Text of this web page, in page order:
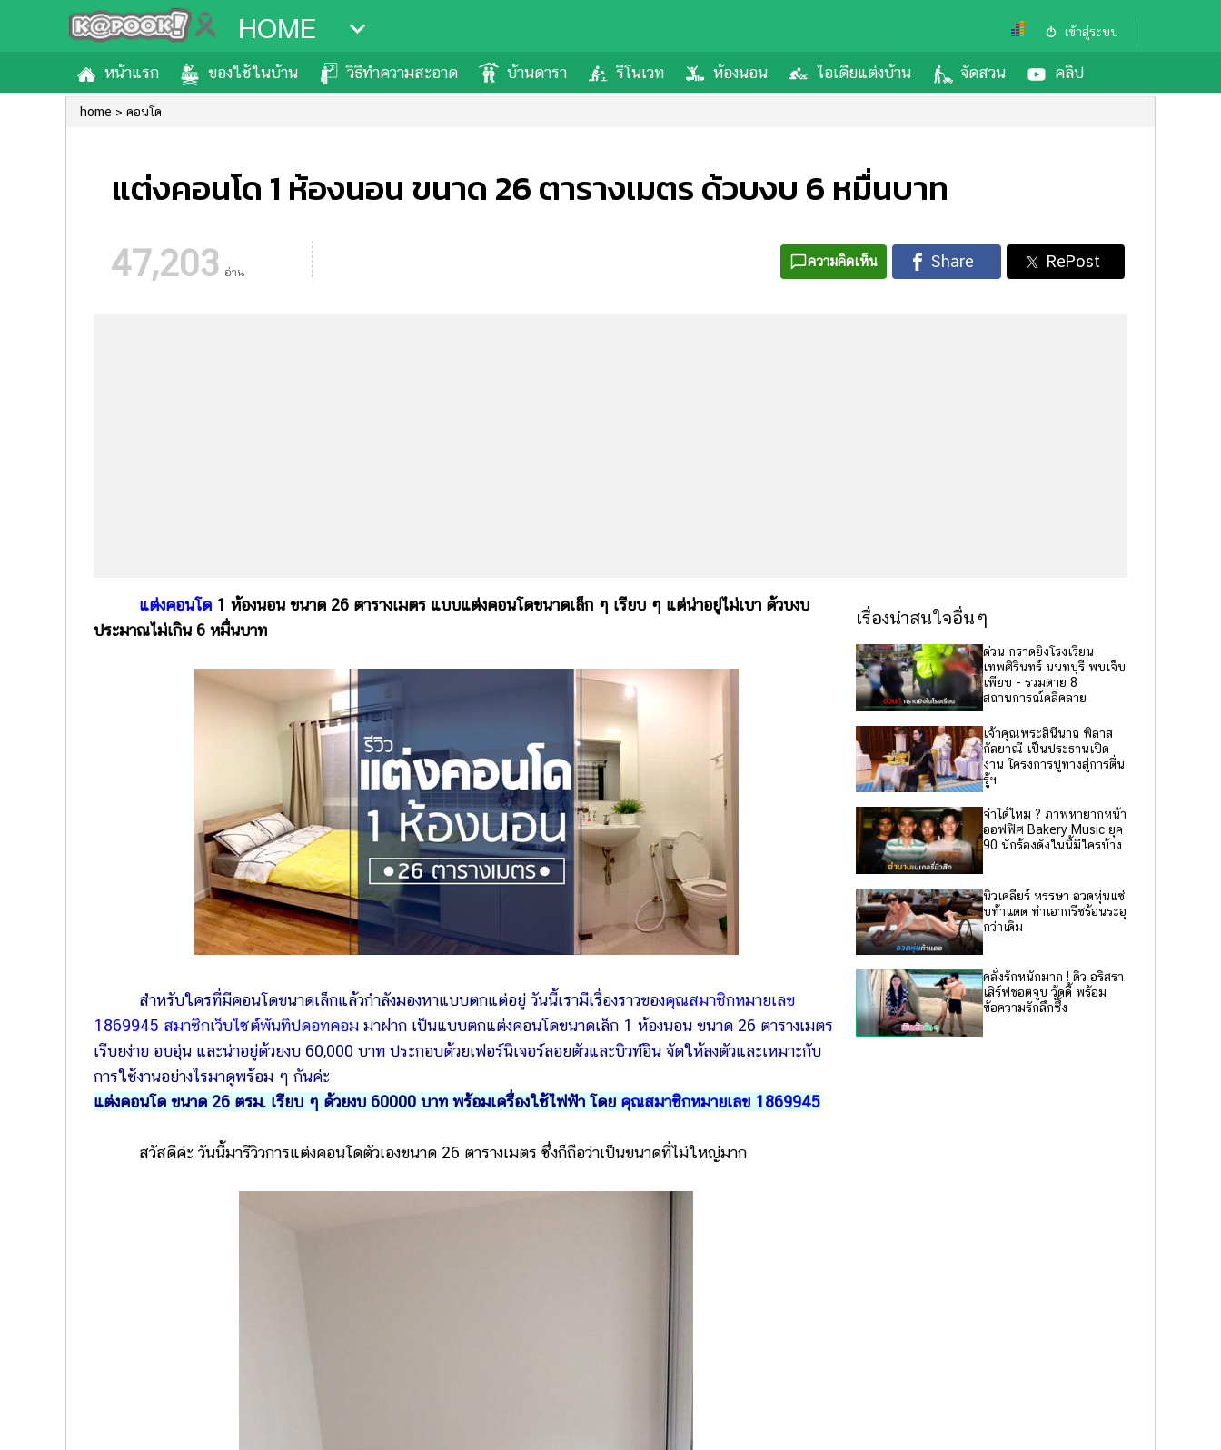
HOME เข้าสู่ระบบ
หน้าแรก ของใช้ในบ้าน วิธีทำความสะอาด บ้านดารา รีโนเวท ห้องนอน ไอเดียแต่งบ้าน จัดสวน คลิป
home คอนโด
แต่งคอนโด 1 ห้องนอน ขนาด 26 ตารางเมตร ด้วบงบ 6 หมื่นบาท
47,203 อ่าน
ความคิดเห็น
แต่งคอนโด 1 ห้องนอน ขนาด 26 ตารางเมตร แบบแต่งคอนโดขนาดเล็ก ๆ เรียบ ๆ แต่น่าอยู่ไม่เบา ด้วบงบ
ประมาณไม่เกิน 6 หมื่นบาท
สำหรับใครที่มีคอนโดขนาดเล็กแล้วกำลังมองหาแบบตกแต่อยู่ วันนี้เรามีเรื่องราวของคุณสมาชิกหมายเลข
1869945 สมาชิกเว็บไซต์พันทิปดอทคอม มาฝาก เป็นแบบตกแต่งคอนโดขนาดเล็ก 1 ห้องนอน ขนาด 26 ตารางเมตร
เรีบยง่าย อบอุ่น และน่าอยู่ด้วยงบ 60,000 บาท ประกอบด้วยเฟอร์นิเจอร์ลอยตัวและบิวท์อิน จัดให้ลงตัวและเหมาะกับ
การใช้งานอย่างไรมาดูพร้อม ๆ กันค่ะ
แต่งคอนโด ขนาด 26 ตรม. เรียบ ๆ ด้วยงบ 60000 บาท พร้อมเครื่องใช้ไฟฟ้า โดย คุณสมาชิกหมายเลข 1869945
สวัสดีค่ะ วันนี้มารีวิวการแต่งคอนโดตัวเองขนาด 26 ตารางเมตร ซึ่งก็ถือว่าเป็นขนาดที่ไม่ใหญ่มาก
เรื่องน่าสนใจอื่นๆ
ด่วน กราดยิงโรงเรียน
เทพศิรินทร์ นนทบุรี พบเจ็บ
เพียบ - รวมตาย 8
สถานการณ์คลี่คลาย
เจ้าคุณพระสินีนาถ พิลาส
กัลยาณี เป็นประธานเปิด
งาน โครงการปูทางสู่การตื่น
รู้ฯ
จำได้ไหม ? ภาพหายากหน้า
ออฟฟิศ Bakery Music ยุค
90 นักร้องดังในนี้มีใครบ้าง
นิวเคลียร์ หรรษา อวดหุ่นแซ่
บท้าแดด ทำเอากรีซร้อนระอุ
กว่าเดิม
คลั่งรักหนักมาก ! ดิว อริสรา
เสิร์ฟชอตจูบ วู้ดดี้ พร้อม
ข้อความรักลึกซึ้ง